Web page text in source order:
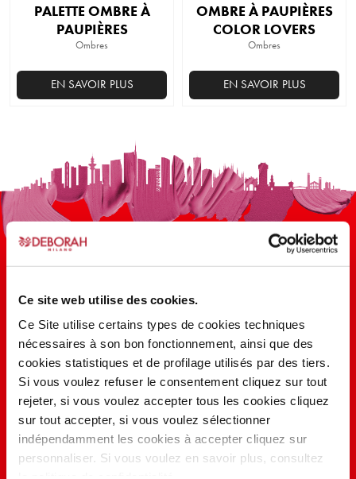
Ce site web utilise des cookies.
Ce Site utilise certains types de cookies techniques
nécessaires à son bon fonctionnement, ainsi que des
cookies statistiques et de profilage utilisés par des tiers.
Si vous voulez refuser le consentement cliquez sur tout
rejeter, si vous voulez accepter tous les cookies cliquez
sur tout accepter, si vous voulez sélectionner
indépendamment les cookies à accepter cliquez sur
personnaliser. Si vous voulez en savoir plus, consultez
PALETTE OMBRE À
PAUPIÈRES
Ombres
EN SAVOIR PLUS
plusieurs
variations.
Les
options
sur
page
du
produit
OMBRE À PAUPIÈRES
COLOR LOVERS
Ombres
EN SAVOIR PLUS
plusieurs
variations.
Les
options
peuvent
la
page
du
100 ANS D’INNOVATION, DE
RECHERCHE, DE COULEUR
EN SAVOIR PLUS
PARTAGER LA BEAUTÉ #EVERYDAYDIVA